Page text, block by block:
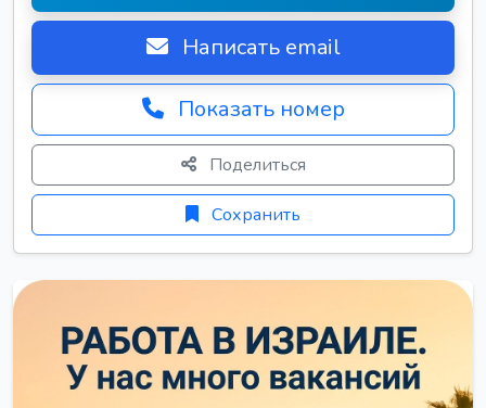
Написать email
Показать номер
Поделиться
Сохранить